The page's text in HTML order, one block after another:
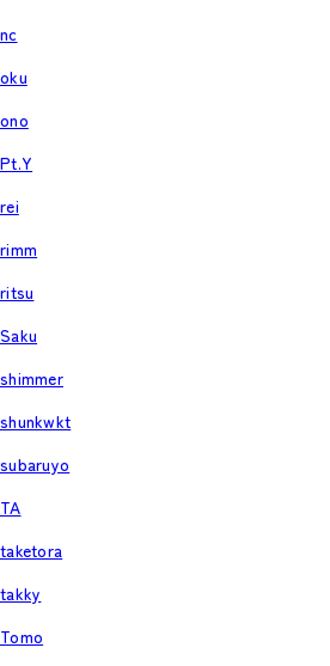
nc
oku
ono
Pt.Y
rei
rimm
ritsu
Saku
shimmer
shunkwkt
subaruyo
TA
taketora
takky
Tomo